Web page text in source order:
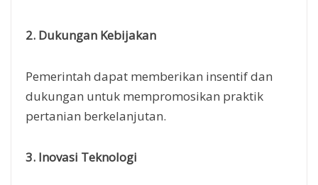
2. Dukungan Kebijakan
Pemerintah dapat memberikan insentif dan
dukungan untuk mempromosikan praktik
pertanian berkelanjutan.
3. Inovasi Teknologi